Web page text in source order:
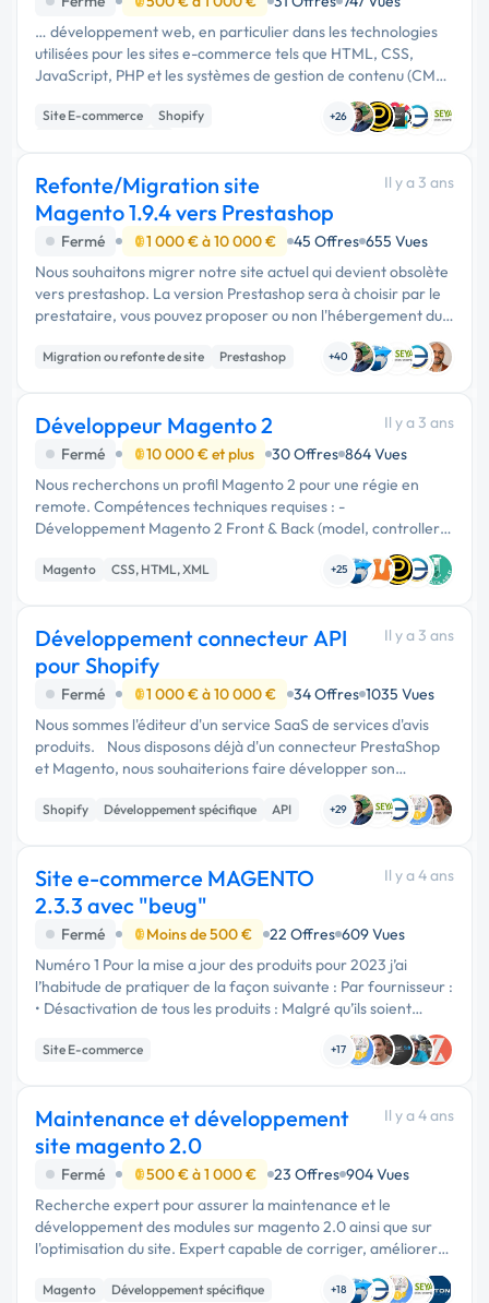
… développement web, en particulier dans les technologies
utilisées pour les sites e-commerce tels que HTML, CSS,
JavaScript, PHP et les systèmes de gestion de contenu (CMS)
tels que Shopify, WooCommerce, Magento, etc. Des
connaissances en UX/UI, …
Site E-commerce
Shopify
+26
Refonte/Migration site
Magento 1.9.4 vers Prestashop
Il y a 3 ans
Fermé 1 000 € à 10 000 € 45 Offres 655 Vues
Nous souhaitons migrer notre site actuel qui devient obsolète
vers prestashop. La version Prestashop sera à choisir par le
prestataire, vous pouvez proposer ou non l'hébergement du
site (600.000 pages vues par mois en moyenne). Notre site
actuel :...
Migration ou refonte de site Prestashop +40
Développeur Magento 2
Il y a 3 ans
Fermé
10 000 € et plus 30 Offres 864 Vues
Nous recherchons un profil Magento 2 pour une régie en
remote. Compétences techniques requises : -
Développement Magento 2 Front & Back (model, controller,
service, helper, observer, template, etc.) - Maîtrise du
modèle de données …
Magento CSS, HTML, XML +25
Développement connecteur API
pour Shopify
Il y a 3 ans
Fermé 1 000 € à 10 000 € 34 Offres 1035 Vues
Nous sommes l'éditeur d'un service SaaS de services d'avis
produits. Nous disposons déjà d'un connecteur PrestaShop
et Magento, nous souhaiterions faire développer son
équivalent pour Shopify. Il doit être développé en PHP avec le
…Shopify Développement spécifique API +29
Site e-commerce MAGENTO
2.3.3 avec "beug"
Il y a 4 ans
Fermé Moins de 500 € 22 Offres 609 Vues
Numéro 1 Pour la mise a jour des produits pour 2023 j’ai
l’habitude de pratiquer de la façon suivante : Par fournisseur :
• Désactivation de tous les produits : Malgré qu’ils soient
désactivé certains continuent à apparaitre • Modification : P...
Site E-commerce +17
Maintenance et développement
site magento 2.0
Il y a 4 ans
Fermé 500 € à 1 000 € 23 Offres 904 Vues
Recherche expert pour assurer la maintenance et le
développement des modules sur magento 2.0 ainsi que sur
l'optimisation du site. Expert capable de corriger, améliorer
et créer de nouveaux modules en vue d'améliorer l'existant.
html5, …
Magento Développement spécifique +18